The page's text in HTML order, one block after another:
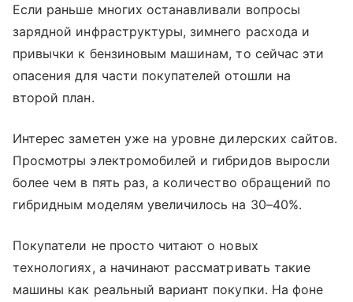
Если раньше многих останавливали вопросы
зарядной инфраструктуры, зимнего расхода и
привычки к бензиновым машинам, то сейчас эти
опасения для части покупателей отошли на
второй план.
Интерес заметен уже на уровне дилерских сайтов.
Просмотры электромобилей и гибридов выросли
более чем в пять раз, а количество обращений по
гибридным моделям увеличилось на 30–40%.
Покупатели не просто читают о новых
технологиях, а начинают рассматривать такие
машины как реальный вариант покупки. На фоне